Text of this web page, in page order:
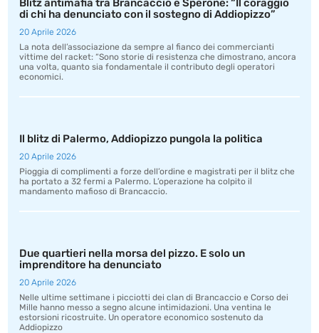
Blitz antimafia tra Brancaccio e Sperone: “Il coraggio
di chi ha denunciato con il sostegno di Addiopizzo”
20 Aprile 2026
La nota dell’associazione da sempre al fianco dei commercianti
vittime del racket: “Sono storie di resistenza che dimostrano, ancora
una volta, quanto sia fondamentale il contributo degli operatori
economici.
Il blitz di Palermo, Addiopizzo pungola la politica
20 Aprile 2026
Pioggia di complimenti a forze dell’ordine e magistrati per il blitz che
ha portato a 32 fermi a Palermo. L’operazione ha colpito il
mandamento mafioso di Brancaccio.
Due quartieri nella morsa del pizzo. E solo un
imprenditore ha denunciato
20 Aprile 2026
Nelle ultime settimane i picciotti dei clan di Brancaccio e Corso dei
Mille hanno messo a segno alcune intimidazioni. Una ventina le
estorsioni ricostruite. Un operatore economico sostenuto da
Addiopizzo